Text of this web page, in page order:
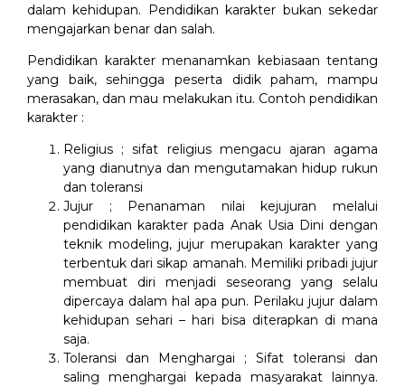
dalam kehidupan. Pendidikan karakter bukan sekedar
mengajarkan benar dan salah.
Pendidikan karakter menanamkan kebiasaan tentang
yang baik, sehingga peserta didik paham, mampu
merasakan, dan mau melakukan itu. Contoh pendidikan
karakter :
Religius ; sifat religius mengacu ajaran agama
yang dianutnya dan mengutamakan hidup rukun
dan toleransi
Jujur ; Penanaman nilai kejujuran melalui
pendidikan karakter pada Anak Usia Dini dengan
teknik modeling, jujur merupakan karakter yang
terbentuk dari sikap amanah. Memiliki pribadi jujur
membuat diri menjadi seseorang yang selalu
dipercaya dalam hal apa pun. Perilaku jujur dalam
kehidupan sehari – hari bisa diterapkan di mana
saja.
Toleransi dan Menghargai ; Sifat toleransi dan
saling menghargai kepada masyarakat lainnya.